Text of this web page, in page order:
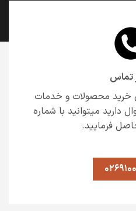
تماس
محصولات و خدمات
دارید میتوانید با شماره
فرمایید.